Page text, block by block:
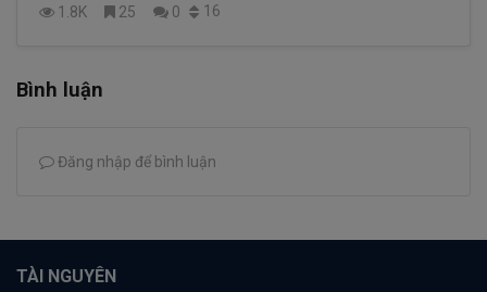
1.8K 25 0 16
Bình luận
Đăng nhập để bình luận
TÀI NGUYÊN